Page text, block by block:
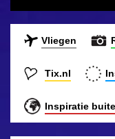
Vliegen
Tix.nl
Inspiratie